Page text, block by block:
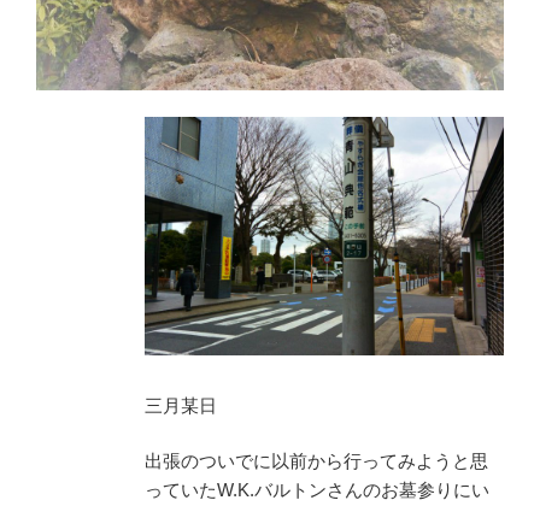
三月某日
出張のついでに以前から行ってみようと思
っていたW.K.バルトンさんのお墓参りにい